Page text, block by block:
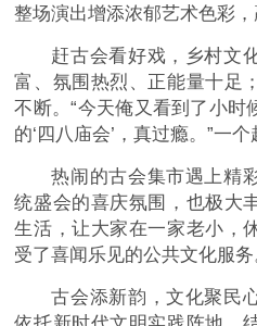
整场演出增添浓郁艺术色彩，
赶古会看好戏，乡村文
富、氛围热烈、正能量十足
不断。“今天俺又看到了小时
的‘四八庙会’，真过瘾。”一
热闹的古会集市遇上精
统盛会的喜庆氛围，也极大
生活，让大家在一家老小，
受了喜闻乐见的公共文化服务
古会添新韵，文化聚民